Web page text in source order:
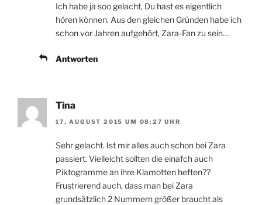
Ich habe ja soo gelacht, Du hast es eigentlich
hören können. Aus den gleichen Gründen habe ich
schon vor Jahren aufgehört, Zara-Fan zu sein…
Antworten
Tina
17. AUGUST 2015 UM 08:27 UHR
Sehr gelacht. Ist mir alles auch schon bei Zara
passiert. Vielleicht sollten die einafch auch
Piktogramme an ihre Klamotten heften??
Frustrierend auch, dass man bei Zara
grundsätzlich 2 Nummern größer braucht als